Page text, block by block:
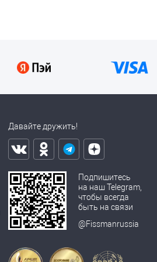
Давайте дружить!
Подпишитесь
на наш Telegram,
чтобы всегда
быть на связи
@Fissmanrussia